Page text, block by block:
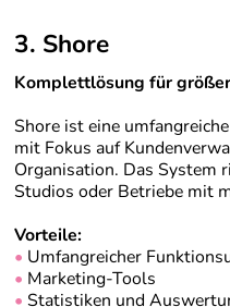
3. Shore
Komplettlösung für
Shore ist eine
mit Fokus auf
Organisation. Das System
Studios oder Betriebe mit
Vorteile:
• Umfangreicher
• Marketing-Tools
• Statistiken und